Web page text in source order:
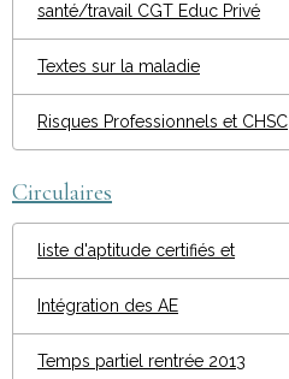
santé/travail CGT Educ Privé
Textes sur la maladie
Risques Professionnels et CHSC
Circulaires
liste d'aptitude certifiés et
Intégration des AE
Temps partiel rentrée 2013